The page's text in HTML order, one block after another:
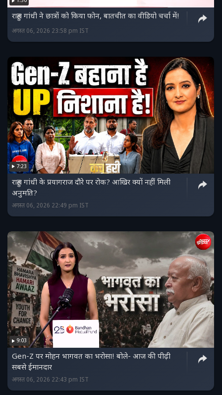
राहुल गांधी ने छात्रों को किया फोन, बातचीत का वीडियो चर्चा में!
अगस्त 06, 2026 23:58 pm IST
7:23
राहुल गांधी के प्रयागराज दौरे पर रोक? आखिर क्यों नहीं मिली
अनुमति?
अगस्त 06, 2026 22:49 pm IST
9:03
Gen-Z पर मोहन भागवत का भरोसा! बोले- आज की पीढ़ी
सबसे ईमानदार
अगस्त 06, 2026 22:43 pm IST